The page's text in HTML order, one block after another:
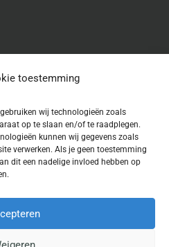
toestemming
wij technologieën zoals
op te slaan en/of te raadplegen.
kunnen wij gegevens zoals
verwerken. Als je geen toestemming
dit een nadelige invloed hebben op
van de Geschiedkundige
rechtenvrije informatie en data
Indien u op deze site een
die hier niet aan voldoet,